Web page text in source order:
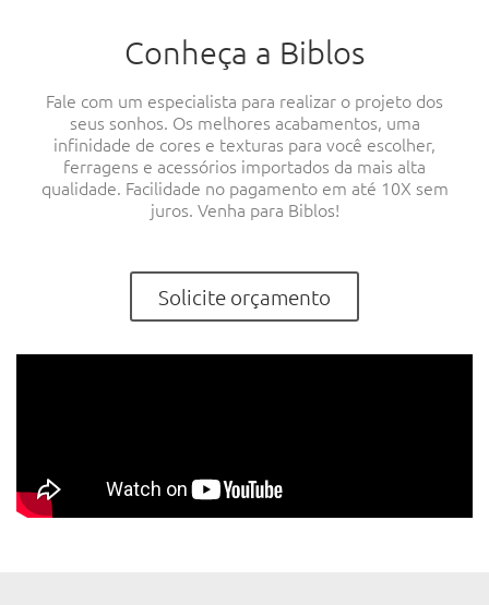
Conheça a Biblos
Fale com um especialista para realizar o projeto dos
seus sonhos. Os melhores acabamentos, uma
infinidade de cores e texturas para você escolher,
ferragens e acessórios importados da mais alta
qualidade. Facilidade no pagamento em até 10X sem
juros. Venha para Biblos!
Solicite orçamento